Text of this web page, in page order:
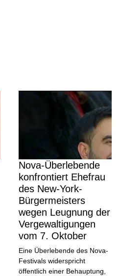
Nova-Überlebende
konfrontiert Ehefrau
des New-York-
Bürgermeisters
wegen Leugnung der
Vergewaltigungen
vom 7. Oktober
Eine Überlebende des Nova-
Festivals widerspricht
öffentlich einer Behauptung,